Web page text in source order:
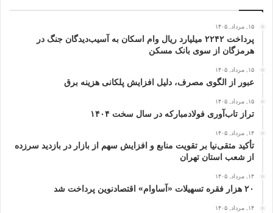
۱۵, مرداد, ۱۴۰۵
پرداخت ۲۲۴۲ میلیارد ریال وام اسکان به آسیب‌دیدگان جنگ در
هرمزگان از سوی بانک مسکن
۱۵, مرداد, ۱۴۰۵
عبور از الگوی مصرف، دلیل افزایش پلکانی هزینه برق
۱۵, مرداد, ۱۴۰۵
تراز تاب‌آوری فولادمبارکه در سال سخت ۱۴۰۴
۱۴, مرداد, ۱۴۰۵
تأکید متقی‌نیا بر تقویت منابع و افزایش سهم از بازار در بازدید سرزده
از شعب استان تهران
۱۴, مرداد, ۱۴۰۵
۲۰ هزار فقره تسهیلات «آساوام» اقتصادنوین پرداخت شد
۱۴, مرداد, ۱۴۰۵